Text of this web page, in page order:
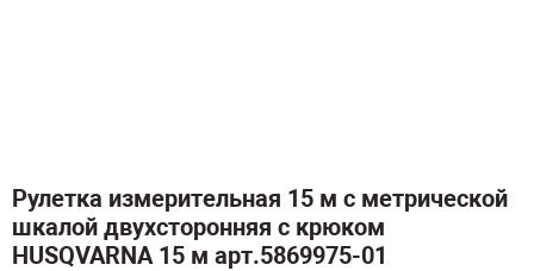
Рулетка измерительная 15 м с метрической
шкалой двухсторонняя с крюком
HUSQVARNA 15 м арт.5869975-01